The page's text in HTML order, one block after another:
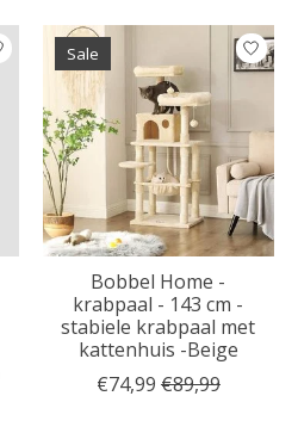
Sale
Bobbel Home -
krabpaal - 143 cm -
stabiele krabpaal met
kattenhuis -Beige
€74,99 €89,99